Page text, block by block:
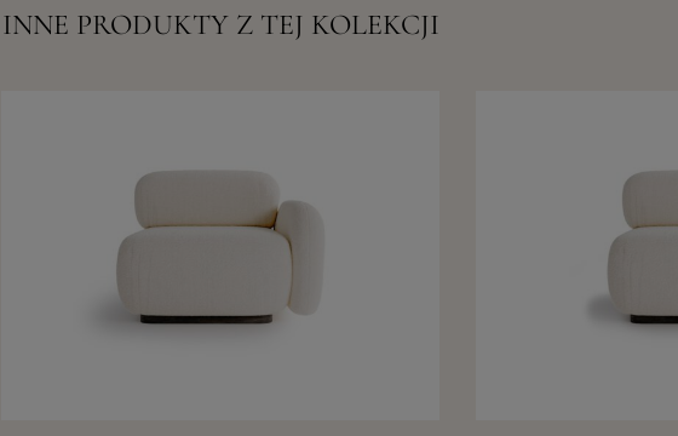
INNE PRODUKTY Z TEJ KOLEKCJI